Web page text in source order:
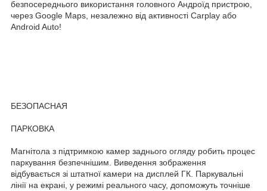
безпосереднього використання головного Андроїд пристрою,
через Google Maps, незалежно від активності Carplay або
Android Auto!
БЕЗОПАСНАЯ
ПАРКОВКА
Магнітола з підтримкою камер заднього огляду робить процес
паркування безпечнішим. Виведення зображення
відбувається зі штатної камери на дисплей ГК. Паркувальні
лінії на екрані, у режимі реального часу, допоможуть точніше